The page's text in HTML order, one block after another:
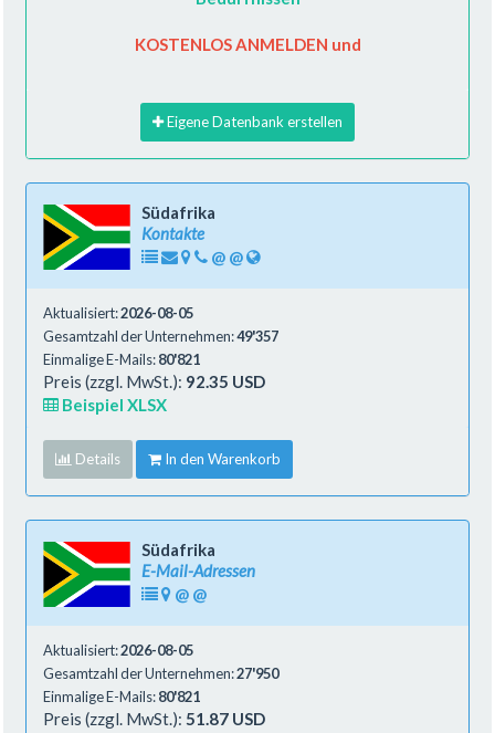
KOSTENLOS ANMELDEN und
Eigene Datenbank erstellen
Südafrika
Kontakte
@ @
Aktualisiert:2026-08-05
Gesamtzahl der Unternehmen:49'357
Einmalige E-Mails:80'821
Preis (zzgl. MwSt.): 92.35 USD
Beispiel XLSX
Details In den Warenkorb
Südafrika
E-Mail-Adressen
@ @
Aktualisiert:2026-08-05
Gesamtzahl der Unternehmen:27'950
Einmalige E-Mails:80'821
Preis (zzgl. MwSt.): 51.87 USD